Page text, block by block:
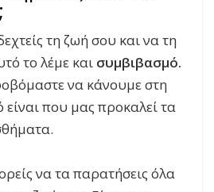
τη ζωή σου και να τη
το λέμε και συμβιβασμό.
να κάνουμε στη
που μας προκαλεί τα
να τα παρατήσεις όλα